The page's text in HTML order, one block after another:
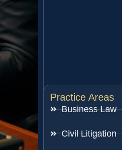
Practice Areas
Business Law
Civil Litigation